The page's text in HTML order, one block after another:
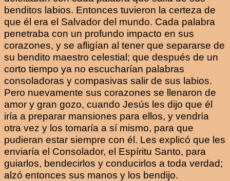
benditos labios. Entonces tuvieron la certeza de
que él era el Salvador del mundo. Cada palabra
penetraba con un profundo impacto en sus
corazones, y se afligían al tener que separarse de
su bendito maestro celestial; que después de un
corto tiempo ya no escucharían palabras
consoladoras y compasivas salir de sus labios.
Pero nuevamente sus corazones se llenaron de
amor y gran gozo, cuando Jesús les dijo que él
iría a preparar mansiones para ellos, y vendría
otra vez y los tomaría a sí mismo, para que
pudieran estar siempre con él. Les explicó que les
enviaría el Consolador, el Espíritu Santo, para
guiarlos, bendecirlos y conducirlos a toda verdad;
alzó entonces sus manos y los bendijo.